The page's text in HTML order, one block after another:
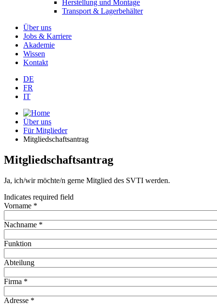
Herstellung und Montage
Transport & Lagerbehälter
Über uns
Jobs & Karriere
Akademie
Wissen
Kontakt
DE
FR
IT
Über uns
Für Mitglieder
Mitgliedschaftsantrag
Mitgliedschaftsantrag
Ja, ich/wir möchte/n gerne Mitglied des SVTI werden.
Indicates required field
Vorname *
Nachname *
Funktion
Abteilung
Firma *
Adresse *